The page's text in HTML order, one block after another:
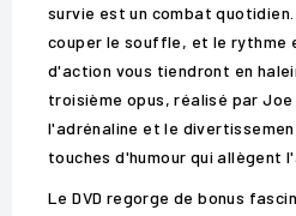
survie est un combat
couper le souffle, et le rythme
d'action vous tiendront en
troisième opus, réalisé par
l'adrénaline et le
touches d'humour qui allègent
Le DVD regorge de bonus